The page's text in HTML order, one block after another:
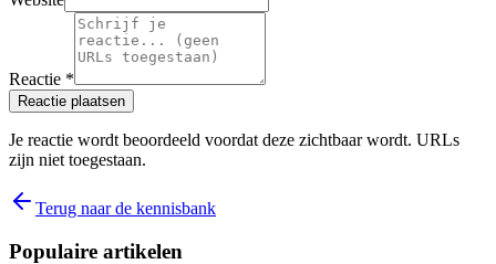
Reactie *
Reactie plaatsen
Je reactie wordt beoordeeld voordat deze zichtbaar wordt. URLs
zijn niet toegestaan.
Terug naar de kennisbank
Populaire artikelen